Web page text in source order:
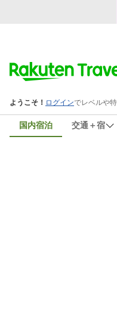
国内宿泊 交通＋宿